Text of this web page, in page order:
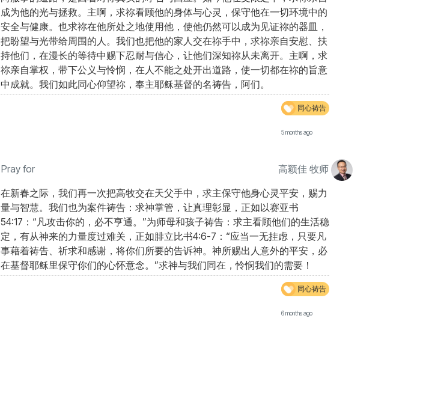
成为他的光与拯救。主啊，求祢看顾他的身体与心灵，保守他在一切环境中的
安全与健康。也求祢在他所处之地使用他，使他仍然可以成为见证祢的器皿，
把盼望与光带给周围的人。我们也把他的家人交在祢手中，求祢亲自安慰、扶
持他们，在漫长的等待中赐下忍耐与信心，让他们深知祢从未离开。主啊，求
祢亲自掌权，带下公义与怜悯，在人不能之处开出道路，使一切都在祢的旨意
中成就。我们如此同心仰望祢，奉主耶稣基督的名祷告，阿们。
同心祷告
5 months ago
Pray for
高颖佳 牧师
在新春之际，我们再一次把高牧交在天父手中，求主保守他身心灵平安，赐力
量与智慧。我们也为案件祷告：求神掌管，让真理彰显，正如以赛亚书
54:17：“凡攻击你的，必不亨通。”为师母和孩子祷告：求主看顾他们的生活稳
定，有从神来的力量度过难关，正如腓立比书4:6-7：“应当一无挂虑，只要凡
事藉着祷告、祈求和感谢，将你们所要的告诉神。神所赐出人意外的平安，必
在基督耶稣里保守你们的心怀意念。”求神与我们同在，怜悯我们的需要！
同心祷告
6 months ago